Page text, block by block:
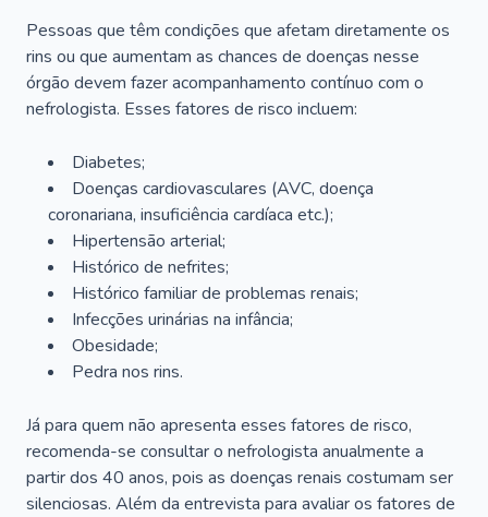
Pessoas que têm condições que afetam diretamente os
rins ou que aumentam as chances de doenças nesse
órgão devem fazer acompanhamento contínuo com o
nefrologista. Esses fatores de risco incluem:
Diabetes;
Doenças cardiovasculares (AVC, doença
coronariana, insuficiência cardíaca etc.);
Hipertensão arterial;
Histórico de nefrites;
Histórico familiar de problemas renais;
Infecções urinárias na infância;
Obesidade;
Pedra nos rins.
Já para quem não apresenta esses fatores de risco,
recomenda-se consultar o nefrologista anualmente a
partir dos 40 anos, pois as doenças renais costumam ser
silenciosas. Além da entrevista para avaliar os fatores de